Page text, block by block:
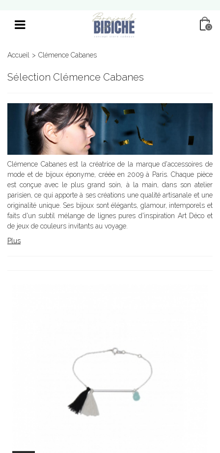
0
Accueil > Clémence Cabanes
Sélection Clémence Cabanes
Clémence Cabanes est la créatrice de la marque d'accessoires de
mode et de bijoux éponyme, créée en 2009 à Paris. Chaque pièce
est conçue avec le plus grand soin, à la main, dans son atelier
parisien, ce qui apporte à ses créations une qualité artisanale et une
originalité unique. Ses bijoux sont élégants, glamour, intemporels et
faits d'un subtil mélange de lignes pures d'inspiration Art Déco et
de jeux de couleurs invitants au voyage.
Plus